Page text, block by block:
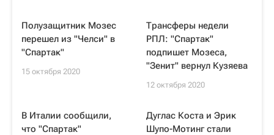
Полузащитник Мозес
перешел из "Челси" в
"Спартак"
15 октября 2020
Трансферы недели
РПЛ: "Спартак"
подпишет Мозеса,
"Зенит" вернул Кузяева
12 октября 2020
В Италии сообщили,
что "Спартак"
Дуглас Коста и Эрик
Шупо-Мотинг стали